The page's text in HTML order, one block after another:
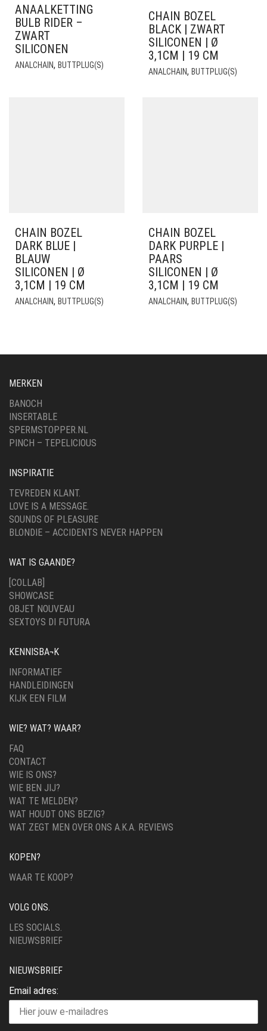
ANAALKETTING
BULB RIDER –
ZWART
SILICONEN
ANALCHAIN, BUTTPLUG(S)
CHAIN BOZEL
BLACK | ZWART
SILICONEN | Ø
3,1CM | 19 CM
ANALCHAIN, BUTTPLUG(S)
CHAIN BOZEL
DARK BLUE |
BLAUW
SILICONEN | Ø
3,1CM | 19 CM
ANALCHAIN, BUTTPLUG(S)
CHAIN BOZEL
DARK PURPLE |
PAARS
SILICONEN | Ø
3,1CM | 19 CM
ANALCHAIN, BUTTPLUG(S)
MERKEN
BANOCH
INSERTABLE
SPERMSTOPPER.NL
PINCH – TEPELICIOUS
INSPIRATIE
TEVREDEN KLANT.
LOVE IS A MESSAGE.
SOUNDS OF PLEASURE
BLONDIE – ACCIDENTS NEVER HAPPEN
WAT IS GAANDE?
[COLLAB]
SHOWCASE
OBJET NOUVEAU
SEXTOYS DI FUTURA
KENNISBA¬K
INFORMATIEF
HANDLEIDINGEN
KIJK EEN FILM
WIE? WAT? WAAR?
FAQ
CONTACT
WIE IS ONS?
WIE BEN JIJ?
WAT TE MELDEN?
WAT HOUDT ONS BEZIG?
WAT ZEGT MEN OVER ONS A.K.A. REVIEWS
KOPEN?
WAAR TE KOOP?
VOLG ONS.
LES SOCIALS.
NIEUWSBRIEF
NIEUWSBRIEF
Email adres: